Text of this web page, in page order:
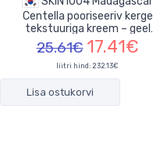
Centella pooriseeriv kerge
tekstuuriga kreem – geel
näonahale 75ml
25.61€ 17.41€
liitri hind: 232.13€
Lisa ostukorvi